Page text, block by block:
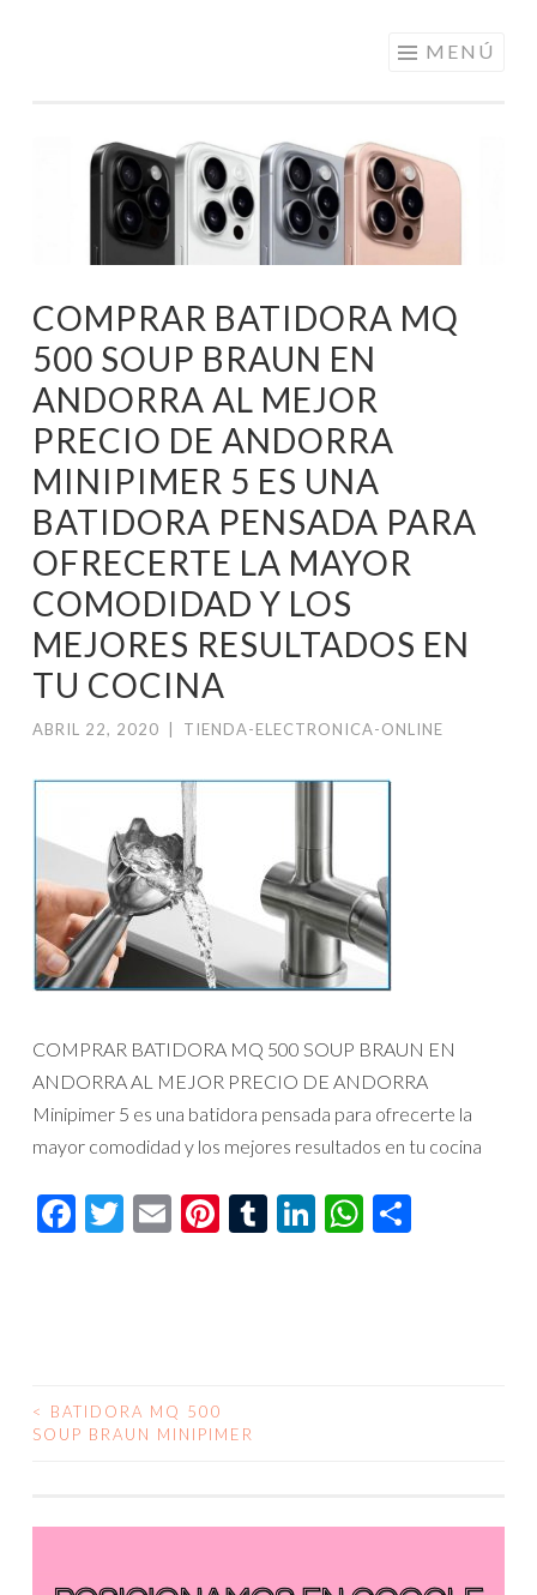
PRECIOS DE
ANDORRA
MENÚ
COMPRAR BATIDORA MQ
500 SOUP BRAUN EN
ANDORRA AL MEJOR
PRECIO DE ANDORRA
MINIPIMER 5 ES UNA
BATIDORA PENSADA PARA
OFRECERTE LA MAYOR
COMODIDAD Y LOS
MEJORES RESULTADOS EN
TU COCINA
ABRIL 22, 2020 TIENDA-ELECTRONICA-ONLINE
COMPRAR BATIDORA MQ 500 SOUP BRAUN EN
ANDORRA AL MEJOR PRECIO DE ANDORRA
Minipimer 5 es una batidora pensada para ofrecerte la
mayor comodidad y los mejores resultados en tu cocina
Facebook
Twitter
EmailPinterest
Tumblr
LinkedIn
NAVEGACIÓN
ENTRADAS
<
BATIDORA MQ 500
SOUP BRAUN MINIPIMER